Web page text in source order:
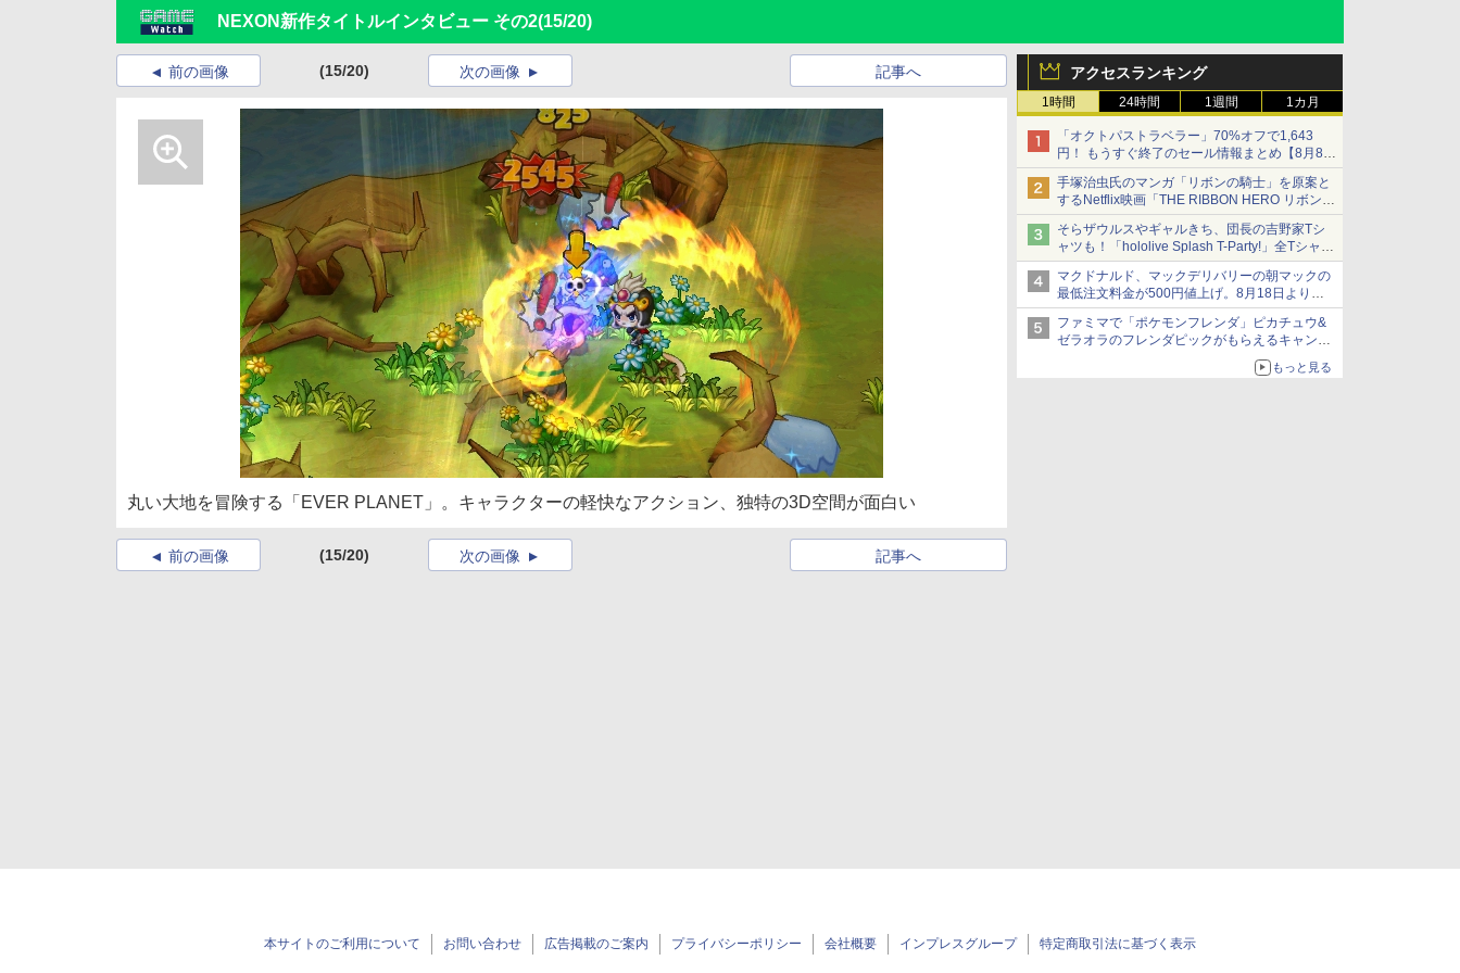
NEXON新作タイトルインタビュー その2(15/20)
アクセスランキング
1時間 24時間 1週間 1カ月
「オクトパストラベラー」70%オフで1,643
円！ もうすぐ終了のセール情報まとめ【8月8日
更新】
ニンテンドーeショップでは「大神 絶景版」が
67%オフで990円
手塚治虫氏のマンガ「リボンの騎士」を原案と
するNetflix映画「THE RIBBON HERO リボンヒ
ーロー」本日配信開始
そらザウルスやギャルきち、団長の吉野家Tシ
ャツも！「hololive Splash T-Party!」全Tシャツ
ラインナップ公開＆オンライン販売開始
マクドナルド、マックデリバリーの朝マックの
最低注文料金が500円値上げ。8月18日より
1,500円から受付
ファミマで「ポケモンフレンダ」ピカチュウ&
ゼラオラのフレンダピックがもらえるキャンペ
もっと見る
前の画像 (15/20) 記事へ
次の画像
丸い大地を冒険する「EVER PLANET」。キャラクターの軽快なアクション、独特の3D空間が面白い
前の画像 (15/20) 記事へ
次の画像
本サイトのご利用について お問い合わせ 広告掲載のご案内 プライバシーポリシー 会社概要 インプレスグループ 特定商取引法に基づく表示